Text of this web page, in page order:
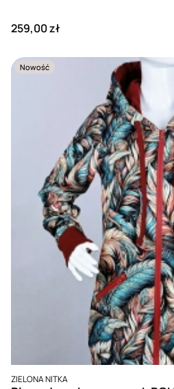
Cena
259,00 zł
Nowość
PRODUCENT
ZIELONA NITKA